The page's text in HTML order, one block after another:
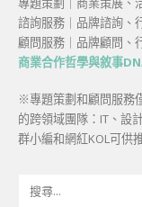
諮詢服務｜品牌諮詢、
顧問服務｜品牌顧問、
商業合作哲學與敘事
※專題策劃和顧問服務
的跨領域團隊：IT、設
群小編和網紅KOL可供